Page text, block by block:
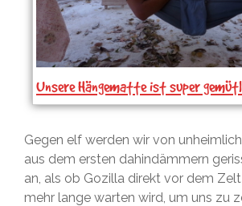
Unsere Hängematte ist super
Gegen elf werden wir von
aus dem ersten dahindämmern
an, als ob Gozilla direkt vor dem
mehr lange warten wird, um uns zu